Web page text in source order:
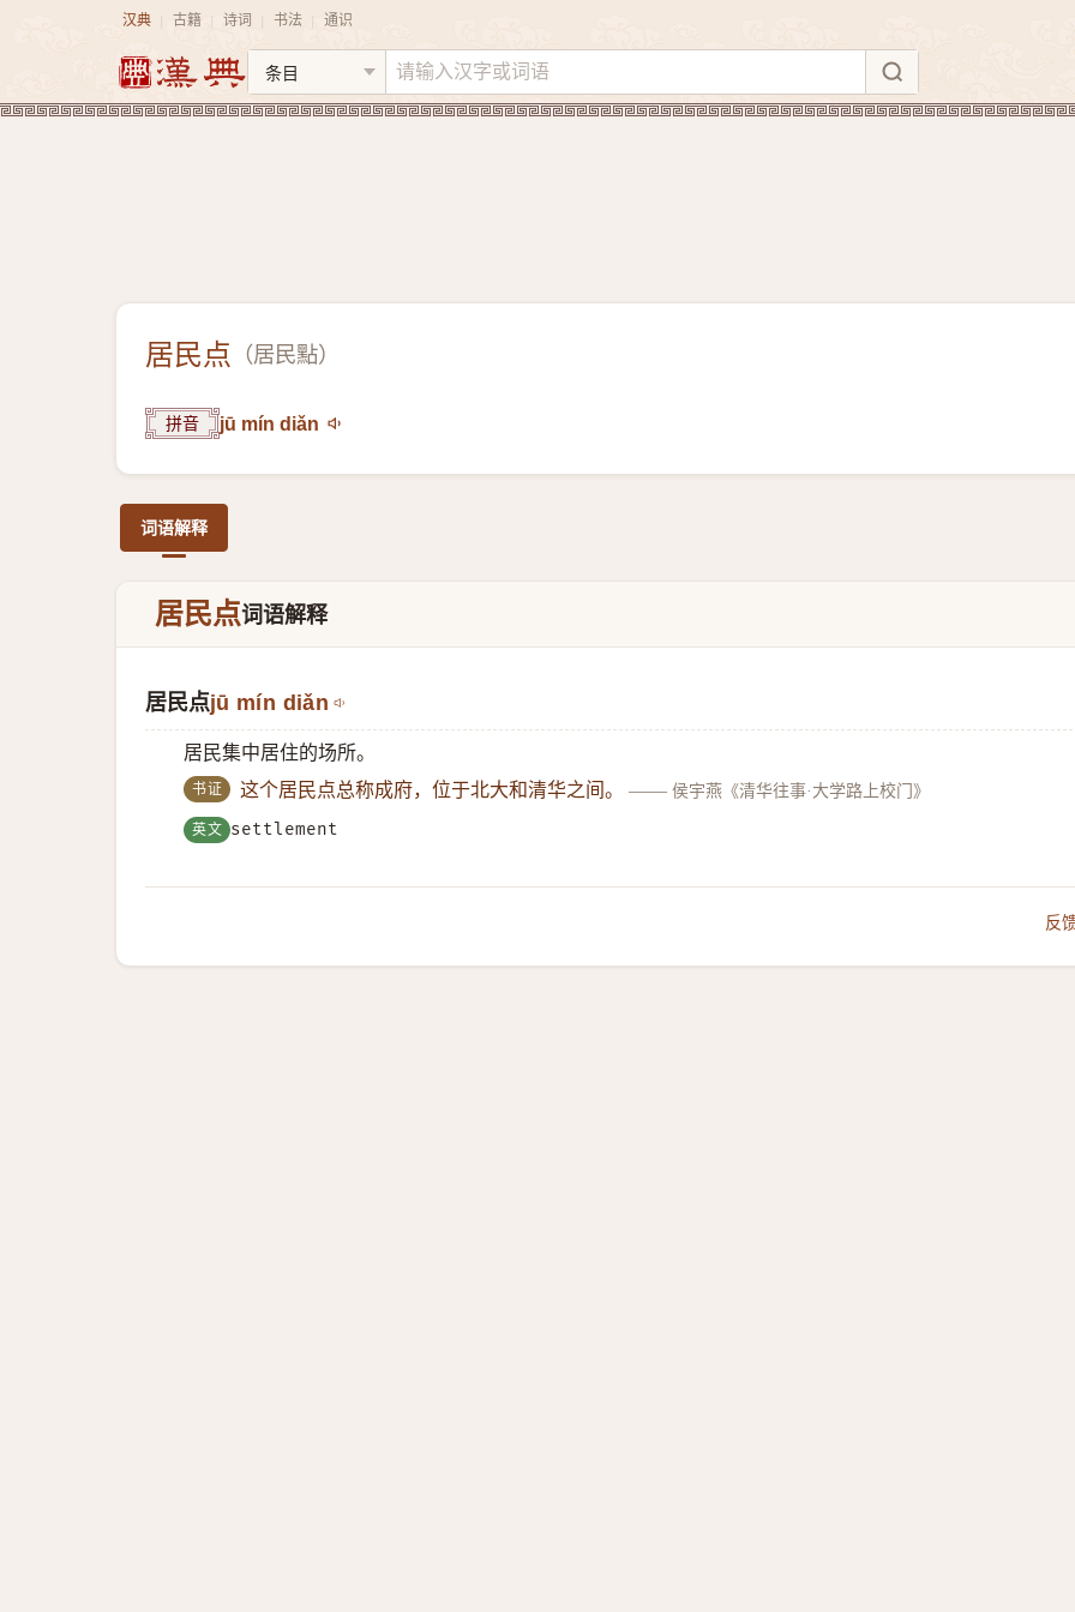
汉典 古籍 诗词 书法 通识
居民点 （居民點）
拼音 jū mín diǎn
词语解释
居民点词语解释
居民点jū mín diǎn
居民集中居住的场所。
书证 这个居民点总称成府，位于北大和清华之间。 —— 侯宇燕《清华往事·大学路上校门》
英文 settlement
反